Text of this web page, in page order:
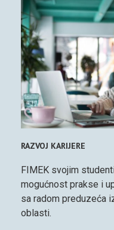
RAZVOJ KARIJERE
FIMEK svojim
mogućnost prakse i
sa radom preduzeća
oblasti.